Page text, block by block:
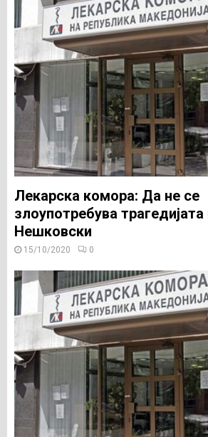
Лекарска комора: Да не се
злоупотребува
Нешковски
15/10/2020 0